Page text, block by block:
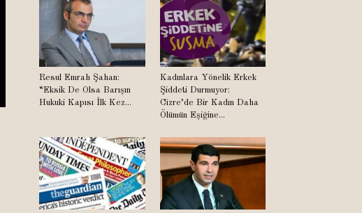
Resul Emrah Şahan:
“Eksik De Olsa Barışın
Hukuki Kapısı İlk Kez...
Kadınlara Yönelik Erkek
Şiddeti Durmuyor:
Cizre’de Bir Kadın Daha
Ölümün Eşiğine...